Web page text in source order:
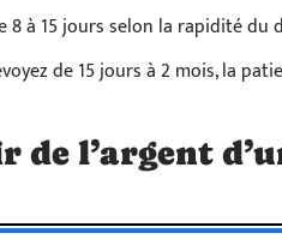
8 à 15 jours selon la rapidité du
de 15 jours à 2 mois, la
de l’argent